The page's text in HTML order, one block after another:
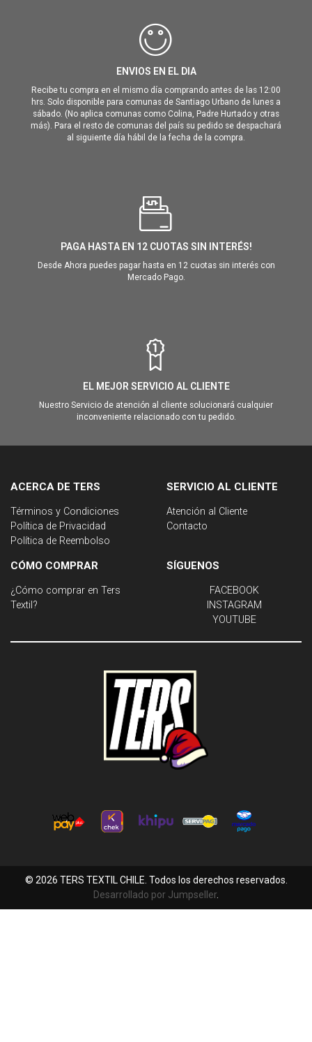
ENVIOS EN EL DIA
Recibe tu compra en el mismo día comprando antes de las 12:00
hrs. Solo disponible para comunas de Santiago Urbano de lunes a
sábado. (No aplica comunas como Colina, Padre Hurtado y otras
más). Para el resto de comunas del país su pedido se despachará
al siguiente día hábil de la fecha de la compra.
PAGA HASTA EN 12 CUOTAS SIN INTERÉS!
Desde Ahora puedes pagar hasta en 12 cuotas sin interés con
Mercado Pago.
EL MEJOR SERVICIO AL CLIENTE
Nuestro Servicio de atención al cliente solucionará cualquier
inconveniente relacionado con tu pedido.
ACERCA DE TERS
Términos y Condiciones
Política de Privacidad
Política de Reembolso
SERVICIO AL CLIENTE
Atención al Cliente
Contacto
CÓMO COMPRAR
¿Cómo comprar en Ters
Textil?
SÍGUENOS
FACEBOOK
INSTAGRAM
YOUTUBE
© 2026 TERS TEXTIL CHILE. Todos los derechos reservados.
Desarrollado por Jumpseller.